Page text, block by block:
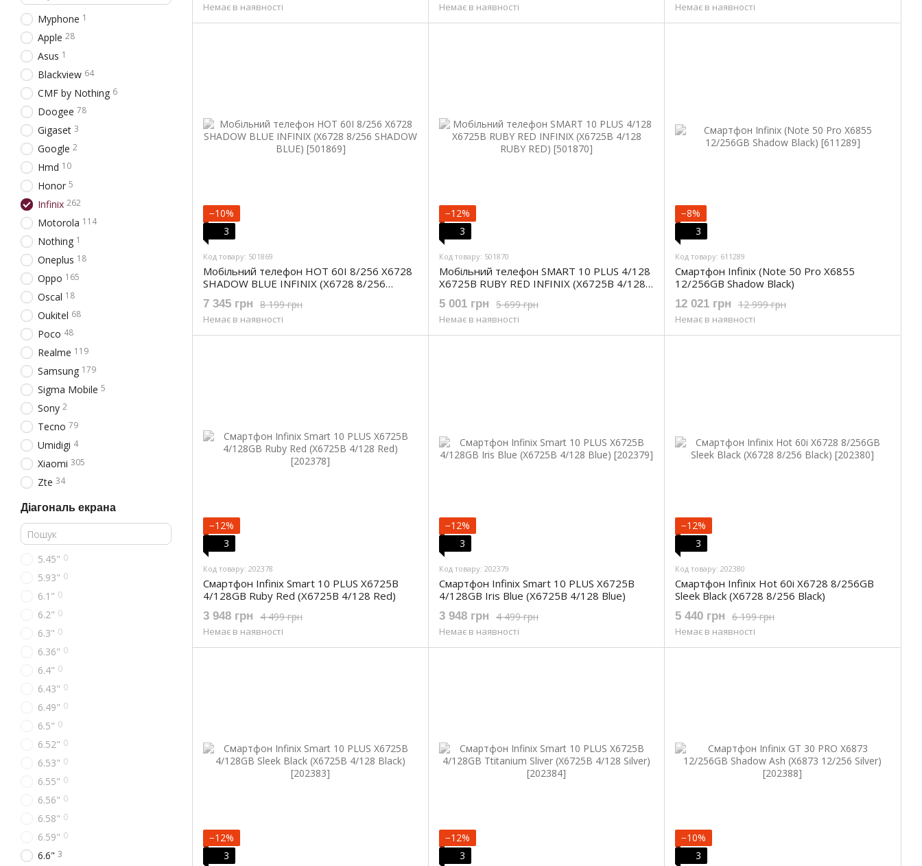
Немає в наявності Немає в наявності Немає в наявності
−10%
3
Код товару: 501869
Мобільний телефон HOT 60I 8/256 X6728
SHADOW BLUE INFINIX (X6728 8/256
SHADOW BLUE)
8 199 грн
7 345 грн
Немає в наявності
−12%
3
Код товару: 501870
Мобільний телефон SMART 10 PLUS 4/128
X6725B RUBY RED INFINIX (X6725B 4/128
RUBY RED)
5 699 грн
5 001 грн
Немає в наявності
−8%
3
Код товару: 611289
Смартфон Infinix (Note 50 Pro X6855
12/256GB Shadow Black)
12 999 грн
12 021 грн
Немає в наявності
−12%
3
Код товару: 202378
Смартфон Infinix Smart 10 PLUS X6725B
4/128GB Ruby Red (X6725B 4/128 Red)
4 499 грн
3 948 грн
Немає в наявності
−12%
3
Код товару: 202379
Смартфон Infinix Smart 10 PLUS X6725B
4/128GB Iris Blue (X6725B 4/128 Blue)
4 499 грн
3 948 грн
Немає в наявності
−12%
3
Код товару: 202380
Смартфон Infinix Hot 60i X6728 8/256GB
Sleek Black (X6728 8/256 Black)
6 199 грн
5 440 грн
Немає в наявності
−12%
3
−12%
3
−10%
3
Myphone 1
Apple 28
Asus 1
Blackview 64
CMF by Nothing 6
Doogee 78
Gigaset 3
Google 2
Hmd 10
Honor 5
Infinix 262
Motorola 114
Nothing 1
Oneplus 18
Oppo 165
Oscal 18
Oukitel 68
Poco 48
Realme 119
Samsung 179
Sigma Mobile 5
Sony 2
Tecno 79
Umidigi 4
Xiaomi 305
Zte 34
Діагональ екрана
5.45" 0
5.93" 0
6.1" 0
6.2" 0
6.3" 0
6.36" 0
6.4" 0
6.43" 0
6.49" 0
6.5" 0
6.52" 0
6.53" 0
6.55" 0
6.56" 0
6.58" 0
6.59" 0
6.6" 3